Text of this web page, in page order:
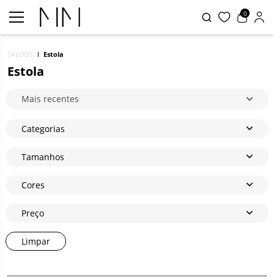
0
SALDOS Estola
Estola
Categorias
Tamanhos
Cores
Preço
Limpar
Mais recentes